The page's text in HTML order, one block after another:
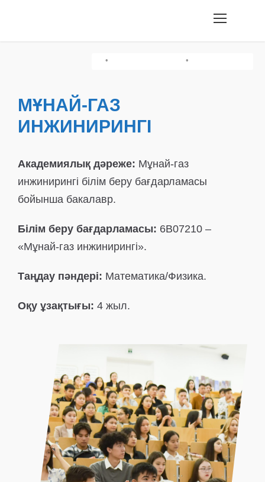
МҰНАЙ-ГАЗ
ИНЖИНИРИНГІ
Академиялық дәреже: Мұнай-газ
инжинирингі білім беру бағдарламасы
бойынша бакалавр.
Білім беру бағдарламасы: 6В07210 –
«Мұнай-газ инжинирингі».
Таңдау пәндері: Математика/Физика.
Оқу ұзақтығы: 4 жыл.
Шығармашылық Емтихан
• Оқу Сауаттылығы/Қазақстан Тарихы
•